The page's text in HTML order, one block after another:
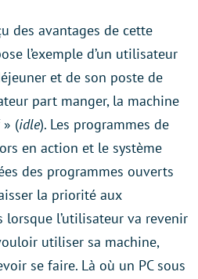
des avantages de cette
l’exemple d’un utilisateur
et de son poste de
part manger, la machine
(idle). Les programmes de
en action et le système
des programmes ouverts
la priorité aux
lorsque l’utilisateur va revenir
utiliser sa machine,
se faire. Là où un PC sous